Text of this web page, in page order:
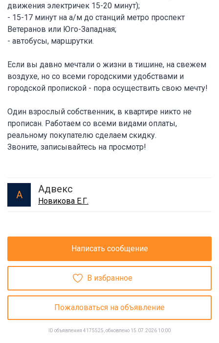
движения электричек 15-20 минут);
- 15-17 минут на а/м до станций метро проспект
Ветеранов или Юго-Западная;
- автобусы, маршрутки.
Если вы давно мечтали о жизни в тишине, на свежем
воздухе, но со всеми городскими удобствами и
городской пропиской - пора осуществить свою мечту!
Один взрослый собственник, в квартире никто не
прописан. Работаем со всеми видами оплаты,
реальному покупателю сделаем скидку.
Звоните, записывайтесь на просмотр!
А Адвекс
Новикова Е.Г.
Написать сообщение
В избранное
Пожаловаться на объявление
ID объявления 4175525, обновлено 15.07.2026 10:00